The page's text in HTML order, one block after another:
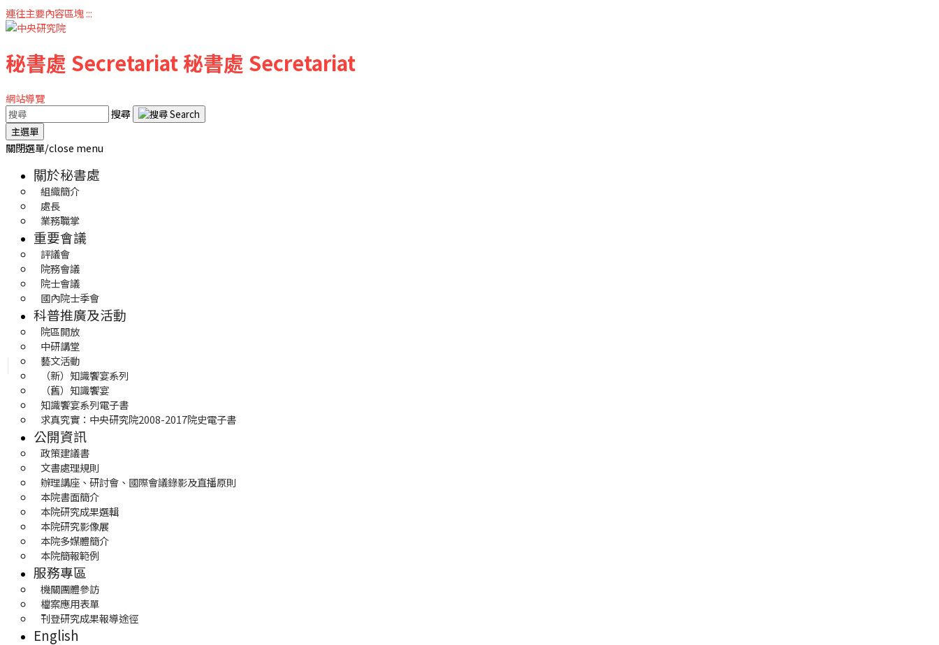
連往主要內容區塊:::
秘書處 Secretariat秘書處 Secretariat
網站導覽
搜尋
主選單
關閉選單/close menu
關於秘書處
組織簡介
處長
業務職掌
重要會議
評議會
院務會議
院士會議
國內院士季會
科普推廣及活動
院區開放
中研講堂
藝文活動
（新）知識饗宴系列
（舊）知識饗宴
知識饗宴系列電子書
求真究實：中央研究院2008-2017院史電子書
公開資訊
政策建議書
文書處理規則
辦理講座、研討會、國際會議錄影及直播原則
本院書面簡介
本院研究成果選輯
本院研究影像展
本院多媒體簡介
本院簡報範例
服務專區
機關團體參訪
檔案應用表單
刊登研究成果報導途徑
English